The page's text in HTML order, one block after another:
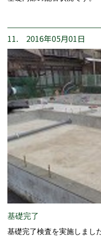
11. 2016年05月01日
基礎完了
基礎完了検査を実施しまし